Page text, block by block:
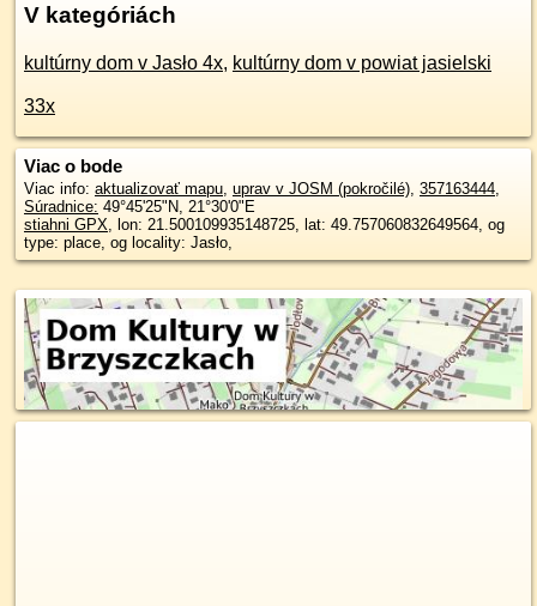
V kategóriách
kultúrny dom v Jasło 4x, kultúrny dom v powiat jasielski
33x
Viac o bode
Viac info: aktualizovať mapu, uprav v JOSM (pokročilé), 357163444,
Súradnice: 49°45'25"N, 21°30'0"E
stiahni GPX, lon: 21.500109935148725, lat: 49.757060832649564, og
type: place, og locality: Jasło,